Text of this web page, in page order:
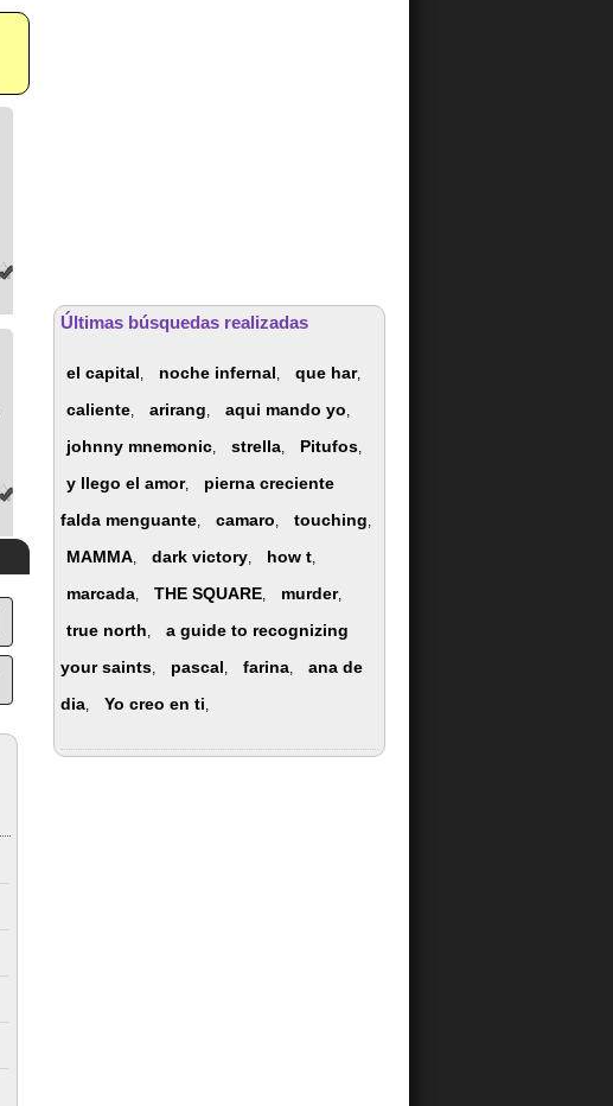
Últimas búsquedas realizadas
el capital, noche infernal, que har,
caliente, arirang, aqui mando yo,
johnny mnemonic, strella, Pitufos,
y llego el amor,
pierna creciente
falda menguante, camaro, touching,
MAMMA, dark victory, how t,
marcada, THE SQUARE, murder,
true north,
a guide to recognizing
your saints, pascal, farina,
ana de
dia, Yo creo en ti,